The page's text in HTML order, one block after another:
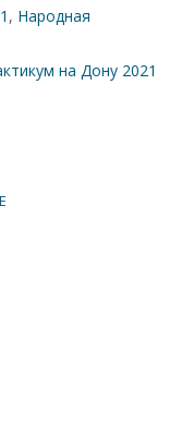
, Народная
на Дону 2021